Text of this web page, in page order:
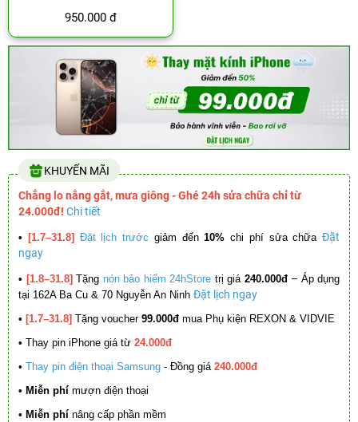
950.000 đ
KHUYẾN MÃI
Chẳng lo nắng gắt, mưa giông - Ghé 24h sửa chữa chỉ từ
24.000đ! Chi tiết
• [1.7–31.8] Đặt lịch trước giảm đến10% chi phí sửa chữa Đặt
ngay
• [1.8–31.8] Tặng nón bảo hiểm 24hStore trị giá 240.000đ – Áp dụng
tại 162A Ba Cu & 70 Nguyễn An Ninh Đặt lịch ngay
• [1.7–31.8] Tặng voucher 99.000đ mua Phụ kiện REXON & VIDVIE
• Thay pin iPhone giá từ 24.000đ
• Thay pin điện thoại Samsung - Đồng giá 240.000đ
• Miễn phí mượn điện thoại
• Miễn phí nâng cấp phần mềm